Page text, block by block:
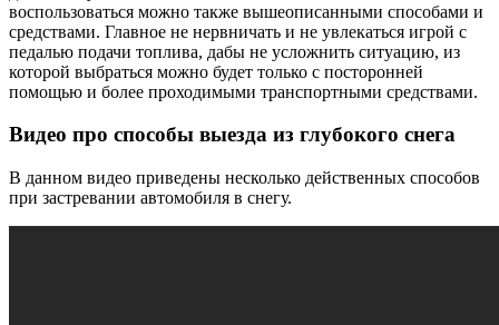
воспользоваться можно также вышеописанными способами и
средствами. Главное не нервничать и не увлекаться игрой с
педалью подачи топлива, дабы не усложнить ситуацию, из
которой выбраться можно будет только с посторонней
помощью и более проходимыми транспортными средствами.
Видео про способы выезда из глубокого снега
В данном видео приведены несколько действенных способов
при застревании автомобиля в снегу.